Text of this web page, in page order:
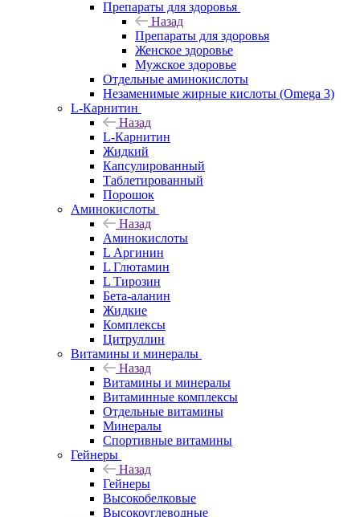
Препараты для здоровья
Назад
Препараты для здоровья
Женское здоровье
Мужское здоровье
Отдельные аминокислоты
Незаменимые жирные кислоты (Omega 3)
L-Карнитин
Назад
L-Карнитин
Жидкий
Капсулированный
Таблетированный
Порошок
Аминокислоты
Назад
Аминокислоты
L Аргинин
L Глютамин
L Тирозин
Бета-аланин
Жидкие
Комплексы
Цитруллин
Витамины и минералы
Назад
Витамины и минералы
Витаминные комплексы
Отдельные витамины
Минералы
Спортивные витамины
Гейнеры
Назад
Гейнеры
Высокобелковые
Высокоуглеводные